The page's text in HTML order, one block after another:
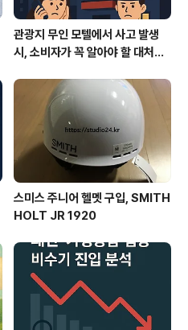
관광지 무인 모텔에서 사고 발생
시, 소비자가 꼭 알아야 할 대처법
스미스 주니어 헬멧 구입, SMITH
HOLT JR 1920